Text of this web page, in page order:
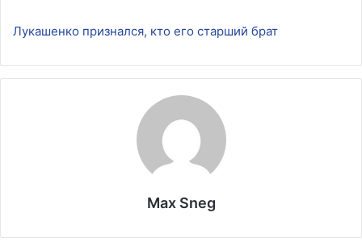
Лукашенко признался, кто его старший брат
Max Sneg